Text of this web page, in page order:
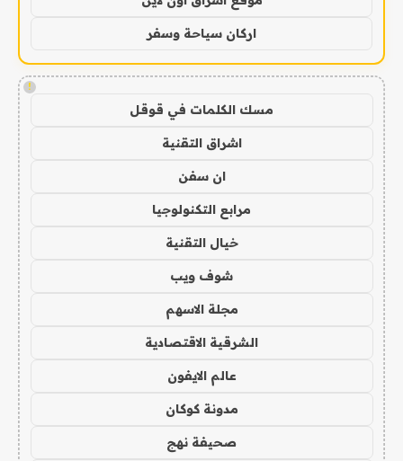
اركان سياحة وسفر
!
مسك الكلمات في قوقل
اشراق التقنية
ان سفن
مرابع التكنولوجيا
خيال التقنية
شوف ويب
مجلة الاسهم
الشرقية الاقتصادية
عالم الايفون
مدونة كوكان
صحيفة نهج